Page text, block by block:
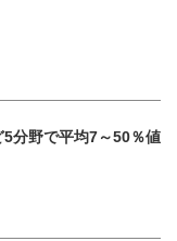
分野で平均7～50％値